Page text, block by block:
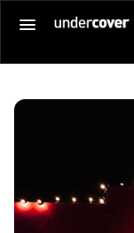
Alle Veranstaltungen
Über uns